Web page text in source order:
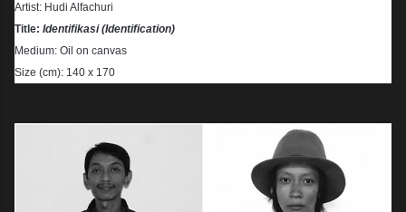
Artist: Hudi Alfachuri
Title: Identifikasi (Identification)
Medium: Oil on canvas
Size (cm): 140 x 170